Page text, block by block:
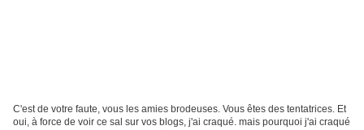
C'est de votre faute, vous les amies brodeuses. Vous êtes des tentatrices. Et
oui, à force de voir ce sal sur vos blogs, j'ai craqué. mais pourquoi j'ai craqué